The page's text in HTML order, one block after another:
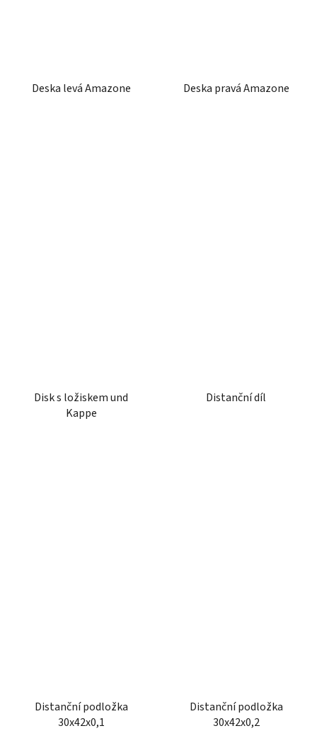
Deska levá Amazone Deska pravá Amazone
Disk s ložiskem und
Kappe
Distanční díl
Distanční podložka
30x42x0,1
Distanční podložka
30x42x0,2